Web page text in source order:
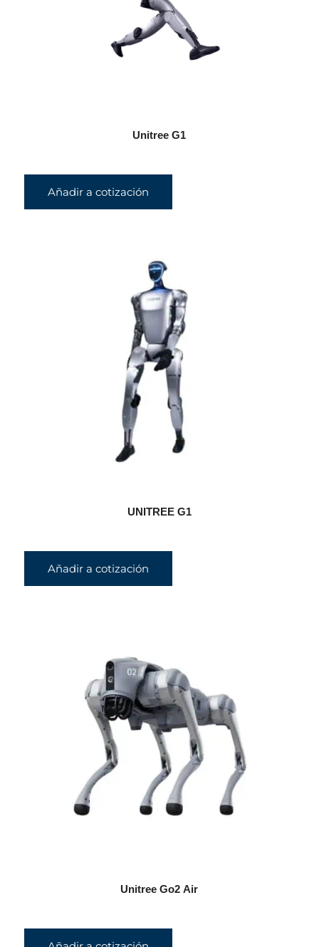
Unitree G1
Añadir a cotización
UNITREE G1
Añadir a cotización
Unitree Go2 Air